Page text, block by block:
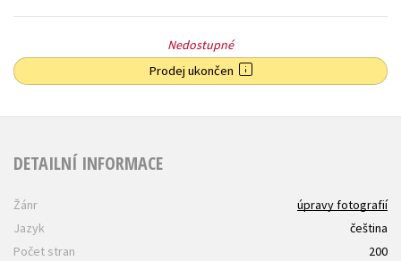
Nedostupné
Prodej ukončen
DETAILNÍ INFORMACE
Žánr
úpravy fotografií
Jazyk
čeština
Počet stran
200